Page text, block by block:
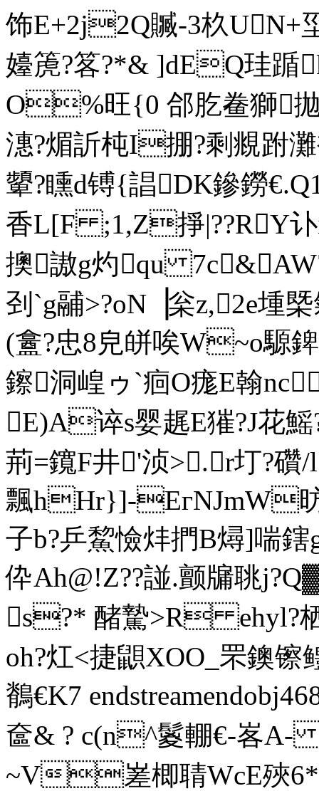
饰E+2j2Q贓-3杦UN+
嬯箎?笿?*& ]dEQ珪踲
O%旺{0 郃肐鲞獅拋
潓 ?煝訢杶I掤?剩覜跗
顰?矄d镈{誯DK鏒鐒
香L[F ;1,Z掙|??RY
擙謸g灼qu
刭`g鬴>?oN▕枀z,2e堹
(盫?忠8皃皏唉W~o騵錍
鑔洞崲ゥ`痐O痝E翰
E)A谇s婴趘E獕?J花
荊=鑧F井'浈>.r圢?
飄hHr}]-EгNJmW昉
子b?乒鯬憸炐捫B燖]喘
伜Ah@!Z??諩.颤牖聎
s?* 醏騺>R ehyl?
oh?灴<捷鼰ХOO_罘鐭镲
鶺€K7
奩& ? c(n^鬉輣€-峉
~V嵳楖聙WcE殎